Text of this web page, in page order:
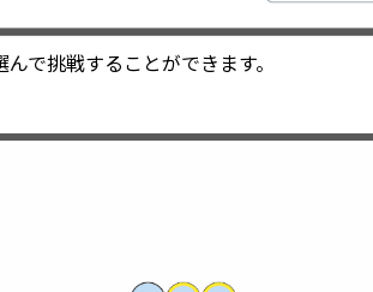
で挑戦することができます。